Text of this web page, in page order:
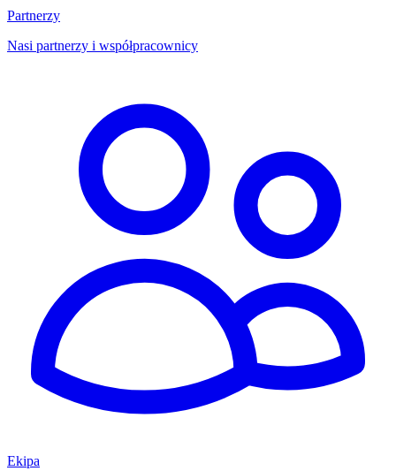
Partnerzy
Nasi partnerzy i współpracownicy
Ekipa